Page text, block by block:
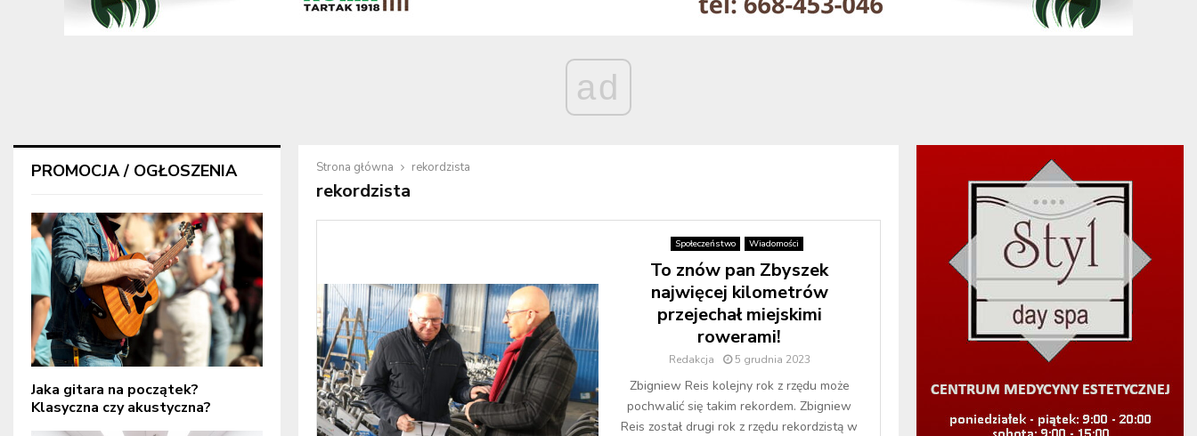
ad
Strona główna rekordzista
rekordzista
Społeczeństwo Wiadomości
To znów pan Zbyszek
najwięcej kilometrów
przejechał miejskimi
rowerami!
Redakcja 5 grudnia 2023
Zbigniew Reis kolejny rok z rzędu może
pochwalić się takim rekordem. Zbigniew
Reis został drugi rok z rzędu rekordzistą w
PROMOCJA / OGŁOSZENIA
Jaka gitara na początek?
Klasyczna czy akustyczna?